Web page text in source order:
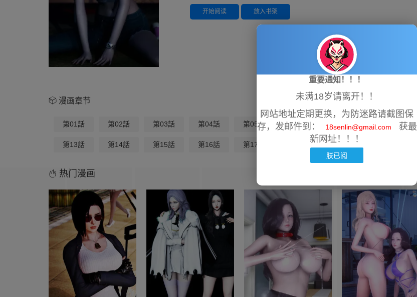
开始阅读 放入书架
漫画章节
第01話 第02話 第03話 第04話 第05話 第06話 第07話 第08話
第13話 第14話 第15話 第16話 第17話 第18話-最終話
热门漫画
重要通知！！！
未满18岁请离开！！
网站地址定期更换，为防迷路请截图保
存，发邮件到：
18senlin@gmail.com
获最
新网址！！！
朕已阅